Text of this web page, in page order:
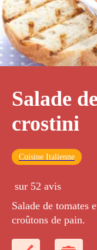
Salade
crostini
Cuisine Italienne
sur 52 avis
Salade de tomates
croûtons de pain.